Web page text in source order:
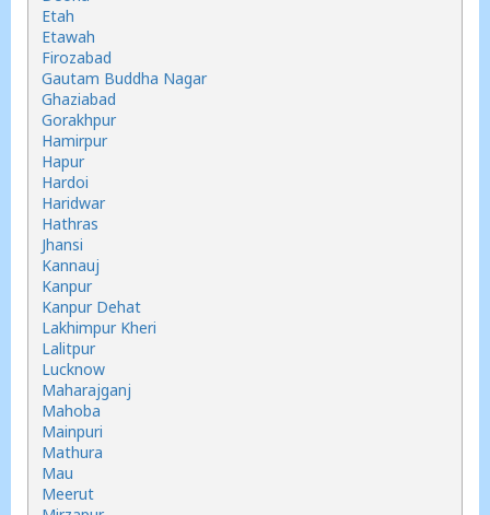
Etah
Etawah
Firozabad
Gautam Buddha Nagar
Ghaziabad
Gorakhpur
Hamirpur
Hapur
Hardoi
Haridwar
Hathras
Jhansi
Kannauj
Kanpur
Kanpur Dehat
Lakhimpur Kheri
Lalitpur
Lucknow
Maharajganj
Mahoba
Mainpuri
Mathura
Mau
Meerut